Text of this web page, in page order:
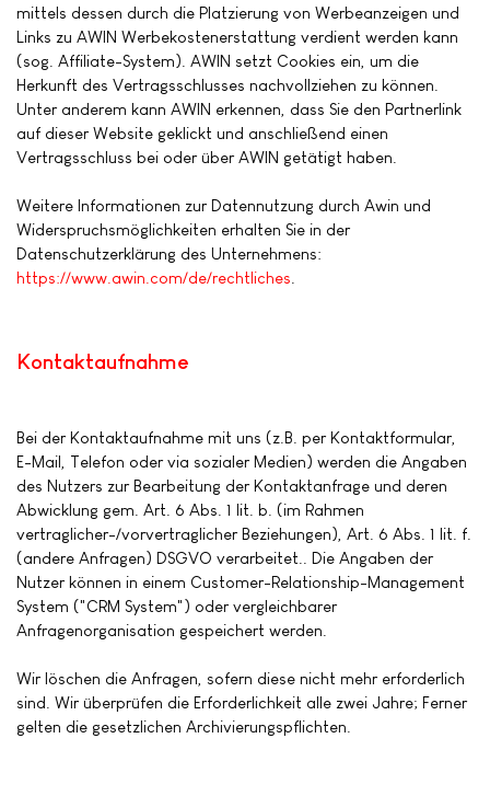
mittels dessen durch die Platzierung von Werbeanzeigen und
Links zu AWIN Werbekostenerstattung verdient werden kann
(sog. Affiliate-System). AWIN setzt Cookies ein, um die
Herkunft des Vertragsschlusses nachvollziehen zu können.
Unter anderem kann AWIN erkennen, dass Sie den Partnerlink
auf dieser Website geklickt und anschließend einen
Vertragsschluss bei oder über AWIN getätigt haben.
Weitere Informationen zur Datennutzung durch Awin und
Widerspruchsmöglichkeiten erhalten Sie in der
Datenschutzerklärung des Unternehmens:
https://www.awin.com/de/rechtliches
Kontaktaufnahme
Bei der Kontaktaufnahme mit uns (z.B. per Kontaktformular,
E-Mail, Telefon oder via sozialer Medien) werden die Angaben
des Nutzers zur Bearbeitung der Kontaktanfrage und deren
Abwicklung gem. Art. 6 Abs. 1 lit. b. (im Rahmen
vertraglicher-/vorvertraglicher Beziehungen), Art. 6 Abs. 1 lit. f.
(andere Anfragen) DSGVO verarbeitet.. Die Angaben der
Nutzer können in einem Customer-Relationship-Management
System ("CRM System") oder vergleichbarer
Anfragenorganisation gespeichert werden.
Wir löschen die Anfragen, sofern diese nicht mehr erforderlich
sind. Wir überprüfen die Erforderlichkeit alle zwei Jahre; Ferner
gelten die gesetzlichen Archivierungspflichten.